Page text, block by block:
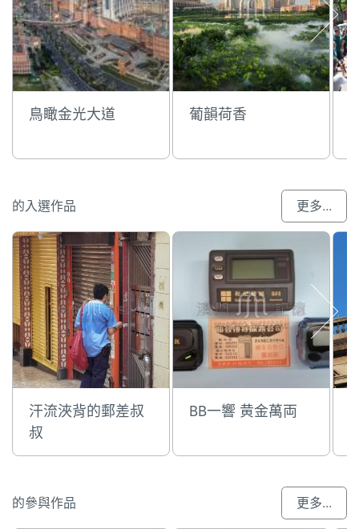
鳥瞰金光大道 葡韻荷香
的入選作品 更多...
汗流浹背的郵差叔
叔
BB一響 黄金萬両
的參與作品 更多...